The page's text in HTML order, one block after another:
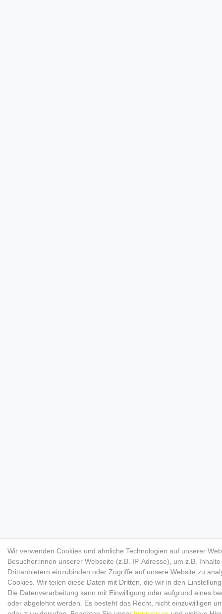
Wir verwenden Cookies und ähnliche Technologien auf unserer
Besucher:innen unserer Webseite (z.B. IP-Adresse), um z.B.
Drittanbietern einzubinden oder Zugriffe auf unsere Website zu
Cookies. Wir teilen diese Daten mit Dritten, die wir in den
Die Datenverarbeitung kann mit Einwilligung oder aufgrund eines
oder abgelehnt werden. Es besteht das Recht, nicht einzuwilligen